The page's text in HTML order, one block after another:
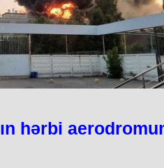
hərbi